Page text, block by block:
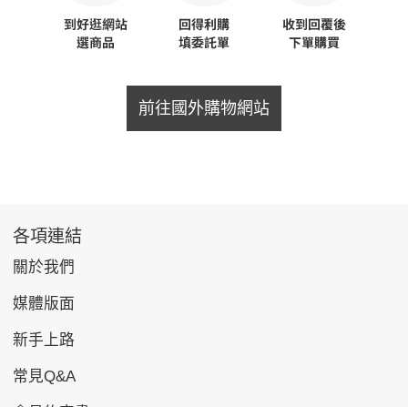
前往國外購物網站
各項連結
關於我們
媒體版面
新手上路
常見Q&A